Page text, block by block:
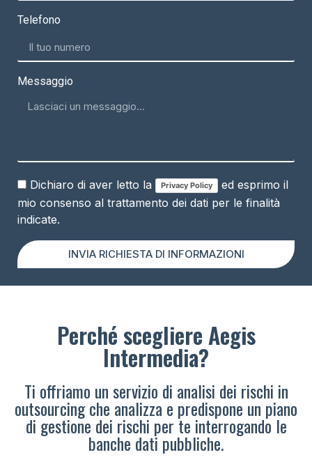
Telefono
Messaggio
Dichiaro di aver letto la Privacy Policy
ed esprimo il
mio consenso al trattamento dei dati per le finalità
indicate.
INVIA RICHIESTA DI INFORMAZIONI
Perché scegliere Aegis
Intermedia?
Ti offriamo un servizio di analisi dei rischi in
outsourcing che analizza e predispone un piano
di gestione dei rischi per te interrogando le
banche dati pubbliche.